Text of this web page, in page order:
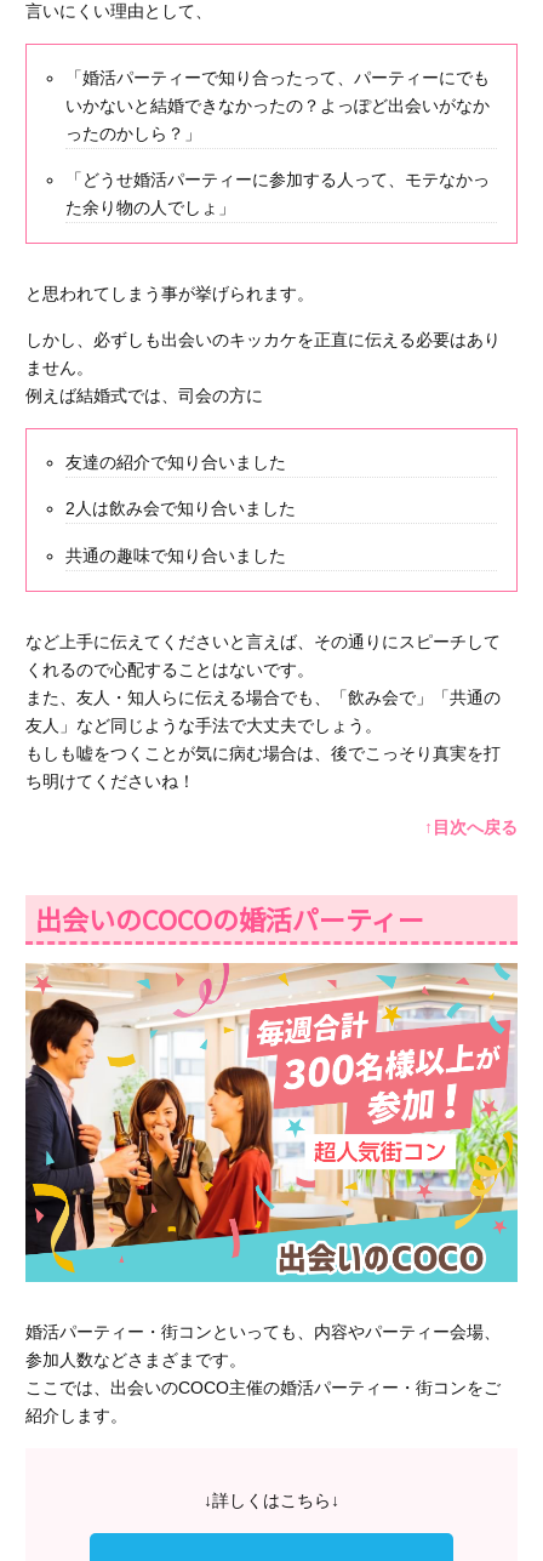
言いにくい理由として、
「婚活パーティーで知り合ったって、パーティーにでも
いかないと結婚できなかったの？よっぽど出会いがなか
ったのかしら？」
「どうせ婚活パーティーに参加する人って、モテなかっ
た余り物の人でしょ」
と思われてしまう事が挙げられます。
しかし、 必ずしも出会いのキッカケを正直に伝える必要はあり
ません。
例えば結婚式では、司会の方に
友達の紹介で知り合いました
2人は飲み会で知り合いました
共通の趣味で知り合いました
など上手に伝えてくださいと言えば、その通りにスピーチして
くれるので心配することはないです。
また、友人・知人らに伝える場合でも、「飲み会で」「共通の
友人」など同じような手法で大丈夫でしょう。
もしも嘘をつくことが気に病む場合は、後でこっそり真実を打
ち明けてくださいね！
↑目次へ戻る
出会いのCOCOの婚活パーティー
婚活パーティー・街コンといっても、内容やパーティー会場、
参加人数などさまざまです。
ここでは、 出会いのCOCO主催の婚活パーティー・街コンをご
紹介します。
↓詳しくはこちら↓